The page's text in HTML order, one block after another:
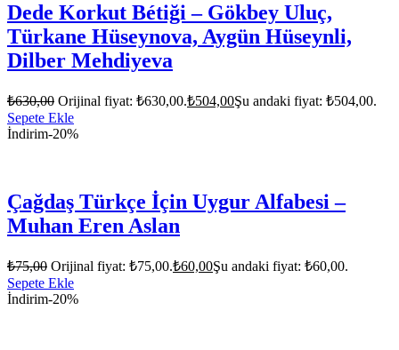
Dede Korkut Bétiği – Gökbey Uluç,
Türkane Hüseynova, Aygün Hüseynli,
Dilber Mehdiyeva
₺630,00 Orijinal fiyat: ₺630,00.₺504,00Şu andaki fiyat: ₺504,00.
Sepete Ekle
İndirim-20%
Çağdaş Türkçe İçin Uygur Alfabesi –
Muhan Eren Aslan
₺75,00 Orijinal fiyat: ₺75,00.₺60,00Şu andaki fiyat: ₺60,00.
Sepete Ekle
İndirim-20%